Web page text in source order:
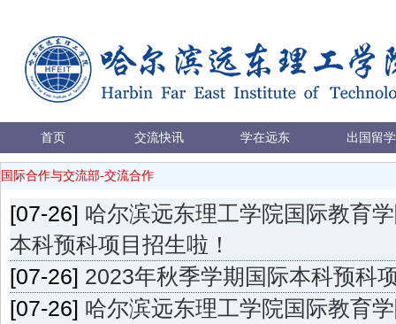
首页 交流快讯 学在远东 出国留学
国际合作与交流部-交流合作
[07-26] 哈尔滨远东理工学院国际教育
本科预科项目招生啦！
[07-26] 2023年秋季学期国际本科预科
[07-26] 哈尔滨远东理工学院国际教育